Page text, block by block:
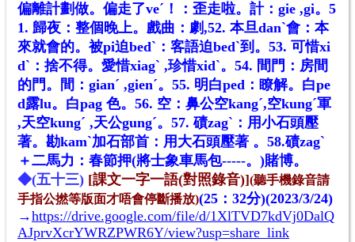
偏離計劃做。偏走了veˊ！：歪走啦。計：gie ,gi。5
1. 歸夜：整個晚上。戲曲：劇,52. 本旦danˋ會：本
來就會的。被pi迫bedˋ：客語迫bedˋ到。53. 可惜xi
dˋ：捨不得。愛惜xiagˋ ,珍惜xidˋ。54. 間門：房間
的門。間：gianˊ ,gienˊ。55. 明白ped：瞭解。白pe
d露lu。白pag 色。56. 空：鼻公空kangˊ,空kungˊ軍
,天空kungˊ ,天公gungˊ。57. 磧zagˋ：用小石頭壓
著。勘kamˋ加石部首：用大石頭壓著 。58.磧zagˋ
＋二馬力：春節押(將士象車馬包-----。)賭博。
◆(五十三) [課文一字一語(對照錄音)](聽手機錄音請
手指公撚等版面才唔會停斷播放)(25：32分)(2023/3/24)
→https://drive.google.com/file/d/1XlTVD7kdVj0DalQ
AJprvXcrYWRZPWR6Y/view?usp=share_link